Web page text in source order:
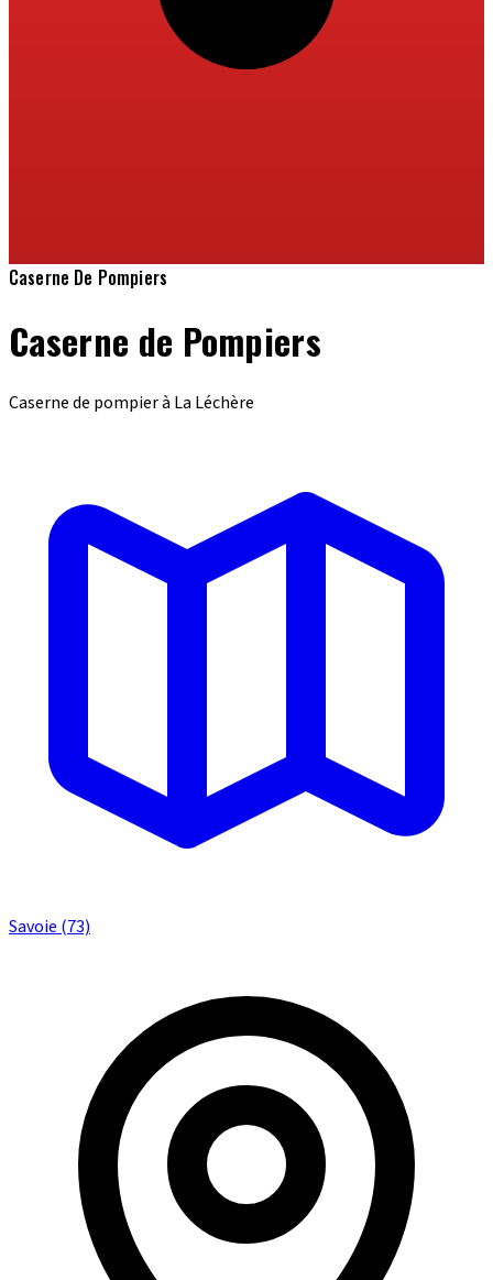
Caserne De Pompiers
Caserne de Pompiers
Caserne de pompier à La Léchère
Savoie (73)